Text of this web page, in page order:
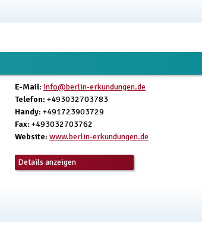
E-Mail: info@berlin-erkundungen.de
Telefon: +493032703783
Handy: +491723903729
Fax: +493032703762
Website: www.berlin-erkundungen.de
Details anzeigen